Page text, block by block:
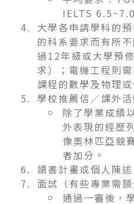
IELTS 6.5~7.0
大學各申請學科的
的科系要求而有所
過12年級或大學預
求）；電機工程則
課程的數學及物理
學校推薦信／課外
除了學業成績
外表現的經歷
像奧林匹亞競
者加分。
讀書計畫或個人陳述
面試（有些專業需額
通過一審後，